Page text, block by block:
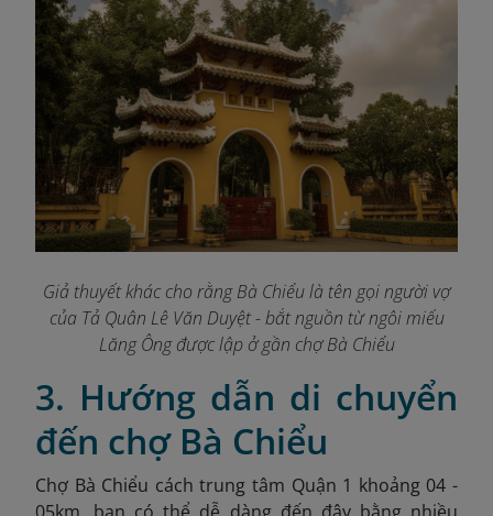
Giả thuyết khác cho rằng Bà Chiểu là tên gọi người vợ
của Tả Quân Lê Văn Duyệt - bắt nguồn từ ngôi miếu
Lăng Ông được lập ở gần chợ Bà Chiểu
3. Hướng dẫn di chuyển
đến chợ Bà Chiểu
Chợ Bà Chiểu cách trung tâm Quận 1 khoảng 04 -